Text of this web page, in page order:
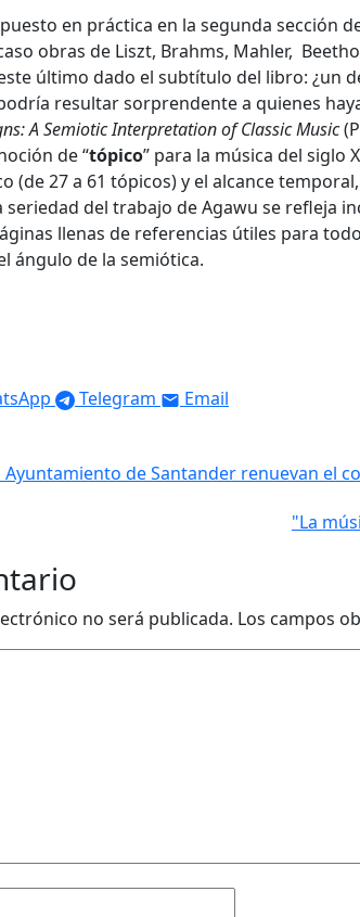
en práctica en la segunda sección
obras de Liszt, Brahms, Mahler,
último dado el subtítulo del libro: ¿un
resultar sorprendente a quienes
A Semiotic Interpretation of Classic Music
de “tópico” para la música del siglo
(de 27 a 61 tópicos) y el alcance
seriedad del trabajo de Agawu se refleja
llenas de referencias útiles para
ángulo de la semiótica.
Telegram Email
Ayuntamiento de Santander renuevan el
"La
no será publicada. Los campos